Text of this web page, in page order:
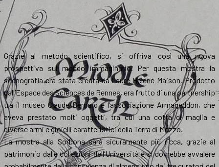
Grazie al metodo scientifico, si offriva così una nuova
prospettiva sul mondo immaginario. Per questa mostra la
scenografia era stata creata da Laure Helene Maison. Prodotto
dall’Espace des Sciences de Rennes, era frutto di una partnership
tra il museo Claude Bernard e l’associazione Armageddon, che
aveva prestato molti oggetti, tra cui una cotta di maglia e
diverse armi e gioielli caratteristici della Terra di Mezzo.
La mostra alla Sorbona sarà sicuramente più ricca, grazie al
patrimonio dalle collezioni dell’Università e si dovrebbe avvalere